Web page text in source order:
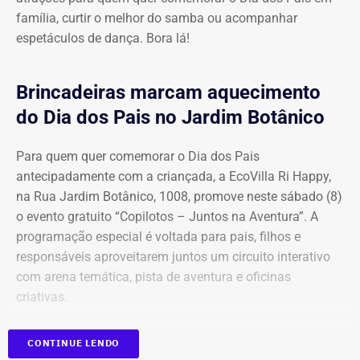
despesas, receitas, licitações, pessoal e outros
documentos. Há registros no próprio sistema indicando
atualizações em julho de 2026.
Já a declaração de que 67% dos moradores seriam
“miseráveis” é feita sem nenhum tipo de indicação, no
vídeo, sobre a fonte, ano ou critério utilizado para chegar
‘Vai deixar de existir’
Depois de apresentar as informações, o candidato revela
a proposta que pretende defender. Segundo ele, “não faz
o menor sentido continuar bancando uma cidadezinha
como essa”.
“Se o teu município recebe mais do que ele repassa, ele
ele tem R$ 827 mil de patrimônio, dividido entre imóveis
no Espírito Santo, depósitos bancários e investimentos,
município Campos dos Goytacazes.
família, curtir o melhor do samba ou acompanhar
espetáculos de dança. Bora lá!
Brincadeiras marcam aquecimento
do Dia dos Pais no Jardim Botânico
Para quem quer comemorar o Dia dos Pais
antecipadamente com a criançada, a EcoVilla Ri Happy,
na Rua Jardim Botânico, 1008, promove neste sábado (8)
o evento gratuito “Copilotos – Juntos na Aventura”. A
programação especial é voltada para pais, filhos e
responsáveis aproveitarem juntos um circuito interativo
com arena temática, pista de aventura e oficinas
criativas.
As atividades acontecem das 10h às 18h, divididas em
dois turnos (o primeiro das 10h às 13h e o segundo das
CONTINUE LENDO